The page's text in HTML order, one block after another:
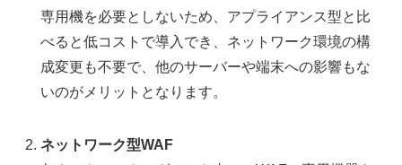
専用機を必要としないため、アプライアンス型と比
べると低コストで導入でき、ネットワーク環境の構
成変更も不要で、他のサーバーや端末への影響もな
いのがメリットとなります。
ネットワーク型WAF